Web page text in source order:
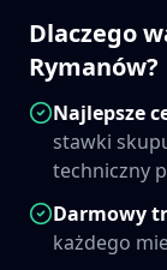
Dlaczego
Rymanów?
Najlepsze
stawki
techniczny
Darmowy
każdego